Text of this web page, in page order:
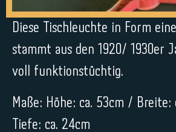
Diese Tischleuchte in Form
stammt aus den 1920/ 1930er
voll funktionstüchtig.
Maße: Höhe: ca. 53cm / Breite:
Tiefe: ca. 24cm